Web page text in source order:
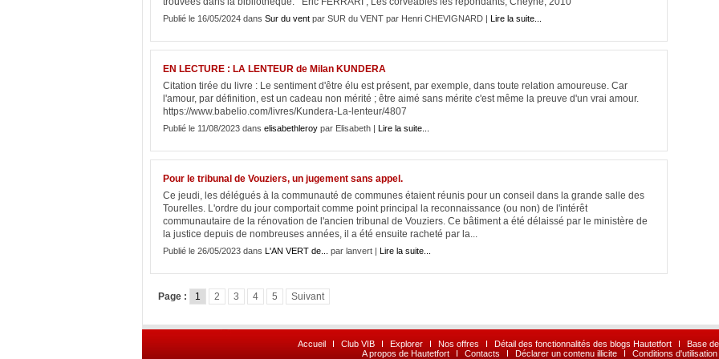
Publié le 16/05/2024 dans Sur du vent par SUR du VENT par Henri CHEVIGNARD | Lire la suite...
EN LECTURE : LA LENTEUR de Milan KUNDERA
Citation tirée du livre : Le sentiment d'être élu est présent, par exemple, dans toute relation amoureuse. Car
l'amour, par définition, est un cadeau non mérité ; être aimé sans mérite c'est même la preuve d'un vrai amour.
https://www.babelio.com/livres/Kundera-La-lenteur/4807
Publié le 11/08/2023 dans elisabethleroy par Elisabeth | Lire la suite...
Pour le tribunal de Vouziers, un jugement sans appel.
Ce jeudi, les délégués à la communauté de communes étaient réunis pour un conseil dans la grande salle des
Tourelles. L'ordre du jour comportait comme point principal la reconnaissance (ou non) de l'intérêt
communautaire de la rénovation de l'ancien tribunal de Vouziers. Ce bâtiment a été délaissé par le ministère de
la justice depuis de nombreuses années, il a été ensuite racheté par la...
Publié le 26/05/2023 dans L'AN VERT de... par lanvert | Lire la suite...
Page : 1 2 3 4 5 Suivant
Accueil I Club VIB I Explorer I Nos offres I Détail des fonctionnalités des blogs Hautetfort I
Base
A propos de Hautetfort
I Contacts I Déclarer un contenu illicite I Conditions d'utilisation